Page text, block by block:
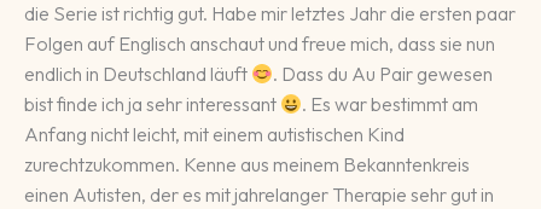
die Serie ist richtig gut. Habe mir letztes Jahr die ersten paar
Folgen auf Englisch anschaut und freue mich, dass sie nun
endlich in Deutschland läuft
. Dass du Au Pair gewesen
bist finde ich ja sehr interessant
. Es war bestimmt am
Anfang nicht leicht, mit einem autistischen Kind
zurechtzukommen. Kenne aus meinem Bekanntenkreis
einen Autisten, der es mit jahrelanger Therapie sehr gut in